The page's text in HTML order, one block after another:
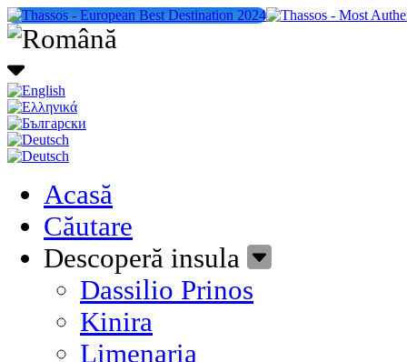
Acasă
Căutare
Descoperă insula
Dassilio Prinos
Kinira
Limenaria